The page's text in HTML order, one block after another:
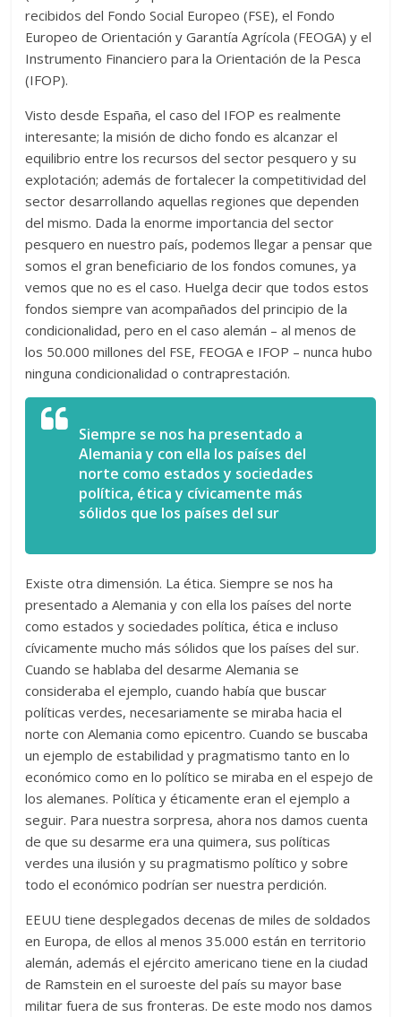
recibidos del Fondo Social Europeo (FSE), el Fondo
Europeo de Orientación y Garantía Agrícola (FEOGA) y el
Instrumento Financiero para la Orientación de la Pesca
(IFOP).
Visto desde España, el caso del IFOP es realmente
interesante; la misión de dicho fondo es alcanzar el
equilibrio entre los recursos del sector pesquero y su
explotación; además de fortalecer la competitividad del
sector desarrollando aquellas regiones que dependen
del mismo. Dada la enorme importancia del sector
pesquero en nuestro país, podemos llegar a pensar que
somos el gran beneficiario de los fondos comunes, ya
vemos que no es el caso. Huelga decir que todos estos
fondos siempre van acompañados del principio de la
condicionalidad, pero en el caso alemán – al menos de
los 50.000 millones del FSE, FEOGA e IFOP – nunca hubo
ninguna condicionalidad o contraprestación.
Siempre se nos ha presentado a
Alemania y con ella los países del
norte como estados y sociedades
política, ética y cívicamente más
sólidos que los países del sur
Existe otra dimensión. La ética. Siempre se nos ha
presentado a Alemania y con ella los países del norte
como estados y sociedades política, ética e incluso
cívicamente mucho más sólidos que los países del sur.
Cuando se hablaba del desarme Alemania se
consideraba el ejemplo, cuando había que buscar
políticas verdes, necesariamente se miraba hacia el
norte con Alemania como epicentro. Cuando se buscaba
un ejemplo de estabilidad y pragmatismo tanto en lo
económico como en lo político se miraba en el espejo de
los alemanes. Política y éticamente eran el ejemplo a
seguir. Para nuestra sorpresa, ahora nos damos cuenta
de que su desarme era una quimera, sus políticas
verdes una ilusión y su pragmatismo político y sobre
todo el económico podrían ser nuestra perdición.
EEUU tiene desplegados decenas de miles de soldados
en Europa, de ellos al menos 35.000 están en territorio
alemán, además el ejército americano tiene en la ciudad
de Ramstein en el suroeste del país su mayor base
militar fuera de sus fronteras. De este modo nos damos